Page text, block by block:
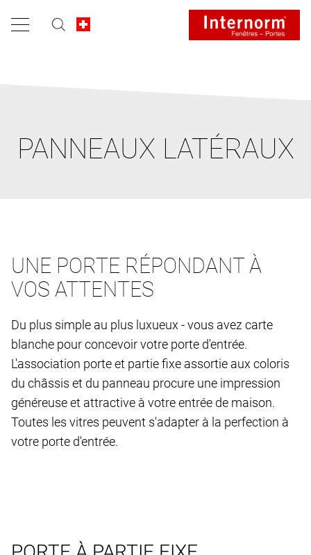
PANNEAUX LATÉRAUX
UNE PORTE RÉPONDANT À
VOS ATTENTES
Du plus simple au plus luxueux - vous avez carte
blanche pour concevoir votre porte d'entrée.
L'association porte et partie fixe assortie aux coloris
du châssis et du panneau procure une impression
généreuse et attractive à votre entrée de maison.
Toutes les vitres peuvent s'adapter à la perfection à
votre porte d'entrée.